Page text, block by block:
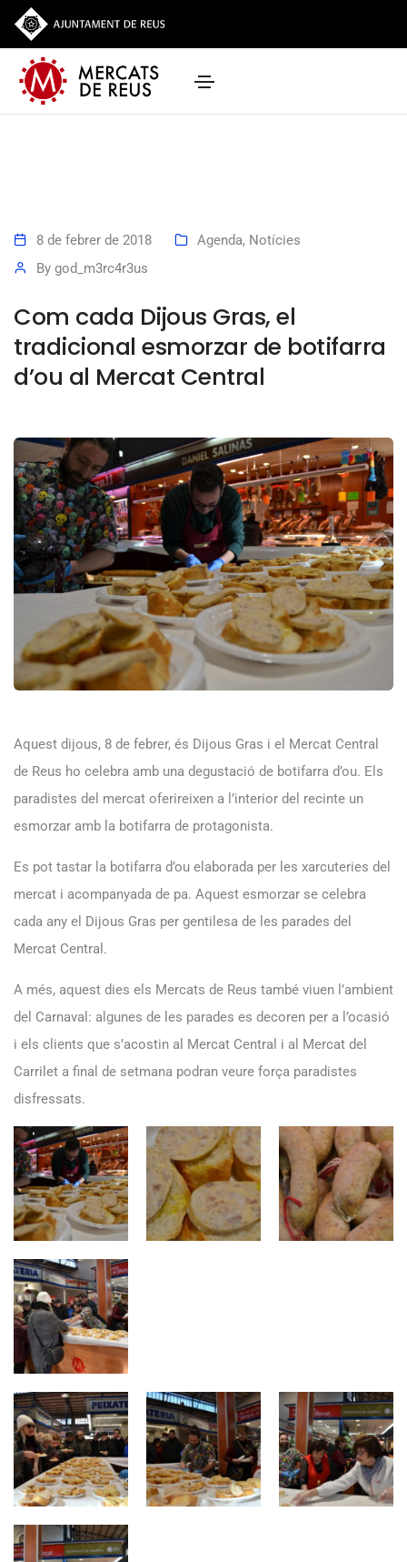
8 de febrer de 2018 Agenda, Notícies
By god_m3rc4r3us
Com cada Dijous Gras, el
tradicional esmorzar de botifarra
d’ou al Mercat Central
Aquest dijous, 8 de febrer, és Dijous Gras i el Mercat Central
de Reus ho celebra amb una degustació de botifarra d’ou. Els
paradistes del mercat oferireixen a l’interior del recinte un
esmorzar amb la botifarra de protagonista.
Es pot tastar la botifarra d’ou elaborada per les xarcuteries del
mercat i acompanyada de pa. Aquest esmorzar se celebra
cada any el Dijous Gras per gentilesa de les parades del
Mercat Central.
A més, aquest dies els Mercats de Reus també viuen l’ambient
del Carnaval: algunes de les parades es decoren per a l’ocasió
i els clients que s’acostin al Mercat Central i al Mercat del
Carrilet a final de setmana podran veure força paradistes
disfressats.